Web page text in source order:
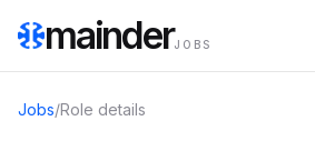
mainderJOBS
Jobs/Role details